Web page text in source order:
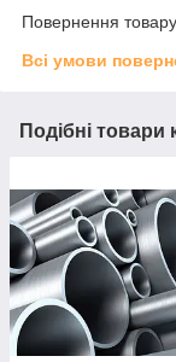
Повернення
Всі умови
Подібні товари